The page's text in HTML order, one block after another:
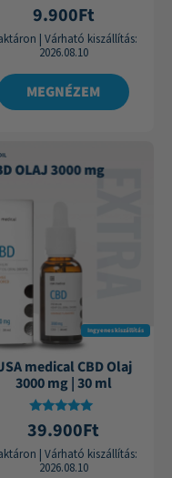
Értékelés:
4.84
/ 5
9.900Ft
Várható kiszállítás:
2026.08.10
MEGNÉZEM
Ingyenes kiszállítás
medical CBD Olaj
3000 mg | 30 ml
Értékelés:
4.88
/ 5
39.900Ft
| Várható kiszállítás:
2026.08.10